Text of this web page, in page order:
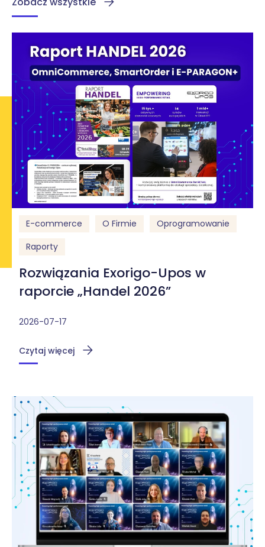
E-commerce O Firmie
Oprogramowanie
Raporty
Rozwiązania Exorigo-Upos w
raporcie „Handel 2026”
2026-07-17
Czytaj więcej